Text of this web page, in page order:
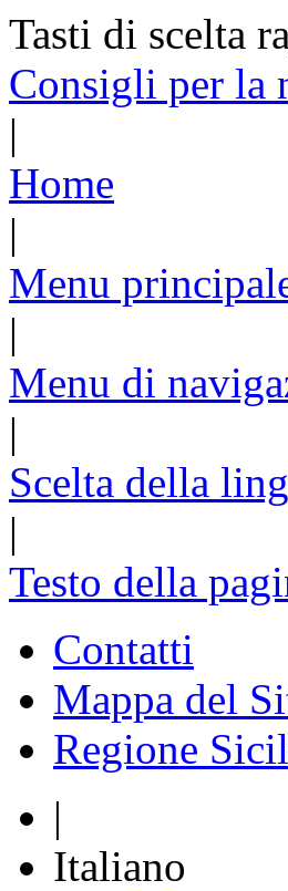
Tasti di scelta
Consigli per la
|
Home
|
Menu
|
Menu di
|
Scelta della
|
Testo della
Contatti
Mappa del
Regione
|
Italiano